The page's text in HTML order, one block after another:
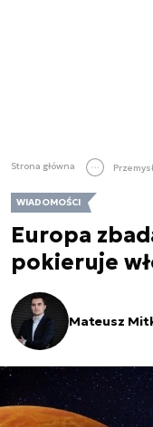
Strona główna
WIADOMOŚCI
Europa
pokieruje
Mateusz